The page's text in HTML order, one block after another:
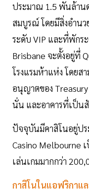
ประมาณ 1.5 พันล้านด
สมบูรณ์ โดยมีสิ่งอำนว
ระดับ VIP และที่พักร
Brisbane จะตั้งอยู่ที่
โรงแรมห้าแห่ง โดยส
อนุญาตของ
นั่น และอาคารที่เป็น
ปัจจุบันมีคาสิโนอยู่ปร
Casino Melbourne
เล่นเกมมากกว่า
กาสิโนในแอฟริกาแ